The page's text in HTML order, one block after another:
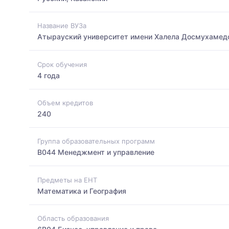
Название ВУЗа
Атырауский университет имени Халела
Срок обучения
4 года
Объем кредитов
240
Группа образовательных программ
B044 Менеджмент и управление
Предметы на ЕНТ
Математика и География
Область образования